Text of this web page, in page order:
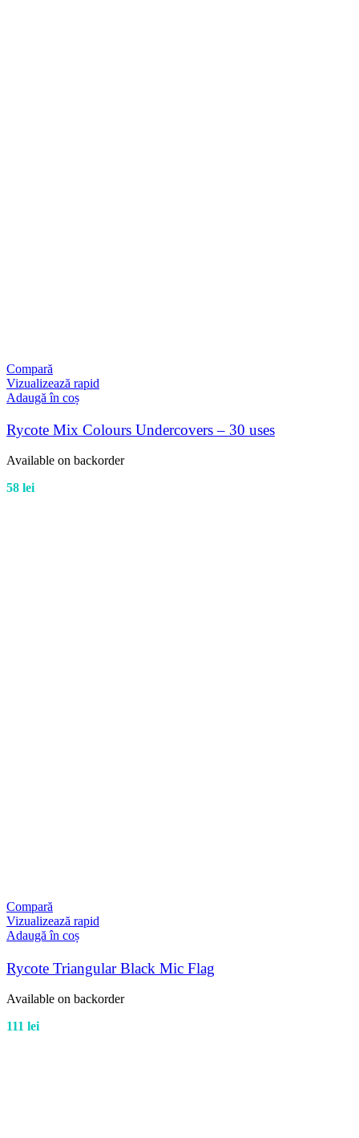
Compară
Vizualizează rapid
Adaugă în coș
Rycote Mix Colours Undercovers – 30 uses
Available on backorder
58 lei
Compară
Vizualizează rapid
Adaugă în coș
Rycote Triangular Black Mic Flag
Available on backorder
111 lei